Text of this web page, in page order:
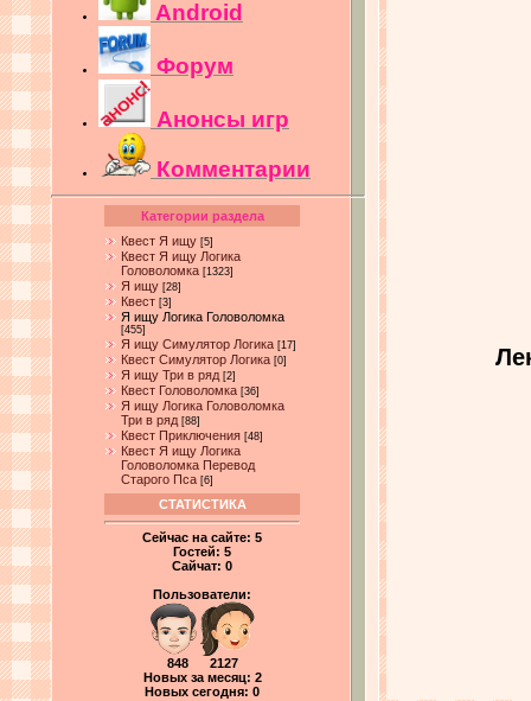
Android
Форум
Анонсы игр
Комментарии
Категории раздела
Квест Я ищу [5]
Квест Я ищу Логика
Головоломка [1323]
Я ищу [28]
Квест [3]
Я ищу Логика Головоломка
[455]
Я ищу Симулятор Логика [17]
Квест Симулятор Логика [0]
Я ищу Три в ряд [2]
Квест Головоломка [36]
Я ищу Логика Головоломка
Три в ряд [88]
Квест Приключения [48]
Квест Я ищу Логика
Головоломка Перевод
Старого Пса [6]
СТАТИСТИКА
Сейчас на сайте: 5
Гостей: 5
Сайчат: 0
Пользователи:
848 2127
Новых за месяц: 2
Новых сегодня: 0